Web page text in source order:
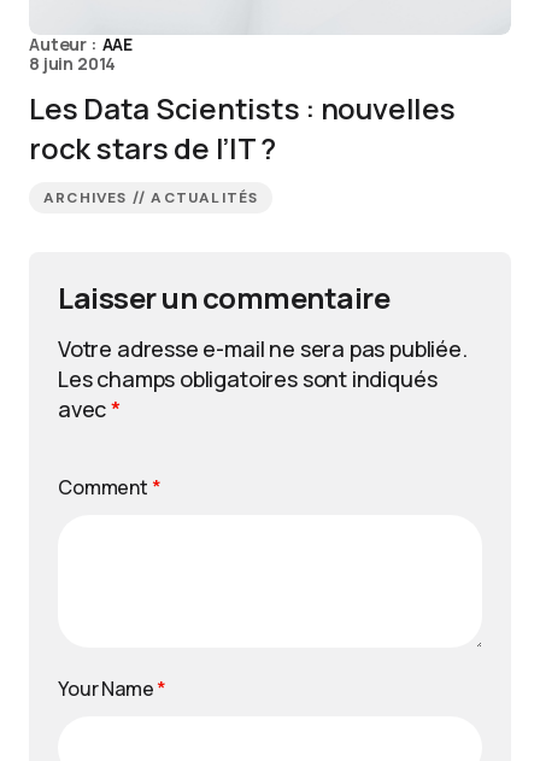
Auteur : AAE
8 juin 2014
Les Data Scientists : nouvelles
rock stars de l’IT ?
ARCHIVES // ACTUALITÉS
Laisser un commentaire
Votre adresse e-mail ne sera pas publiée.
Les champs obligatoires sont indiqués
avec*
Comment *
Your Name*